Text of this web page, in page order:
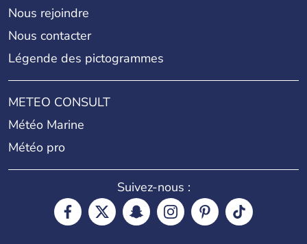
Nous rejoindre
Nous contacter
Légende des pictogrammes
METEO CONSULT
Météo Marine
Météo pro
Suivez-nous :